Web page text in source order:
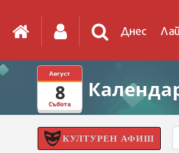
Днес
Събота
Август
8
КУЛТУРЕН АФИШ